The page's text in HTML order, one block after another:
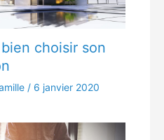
choisir son
/ 6 janvier 2020